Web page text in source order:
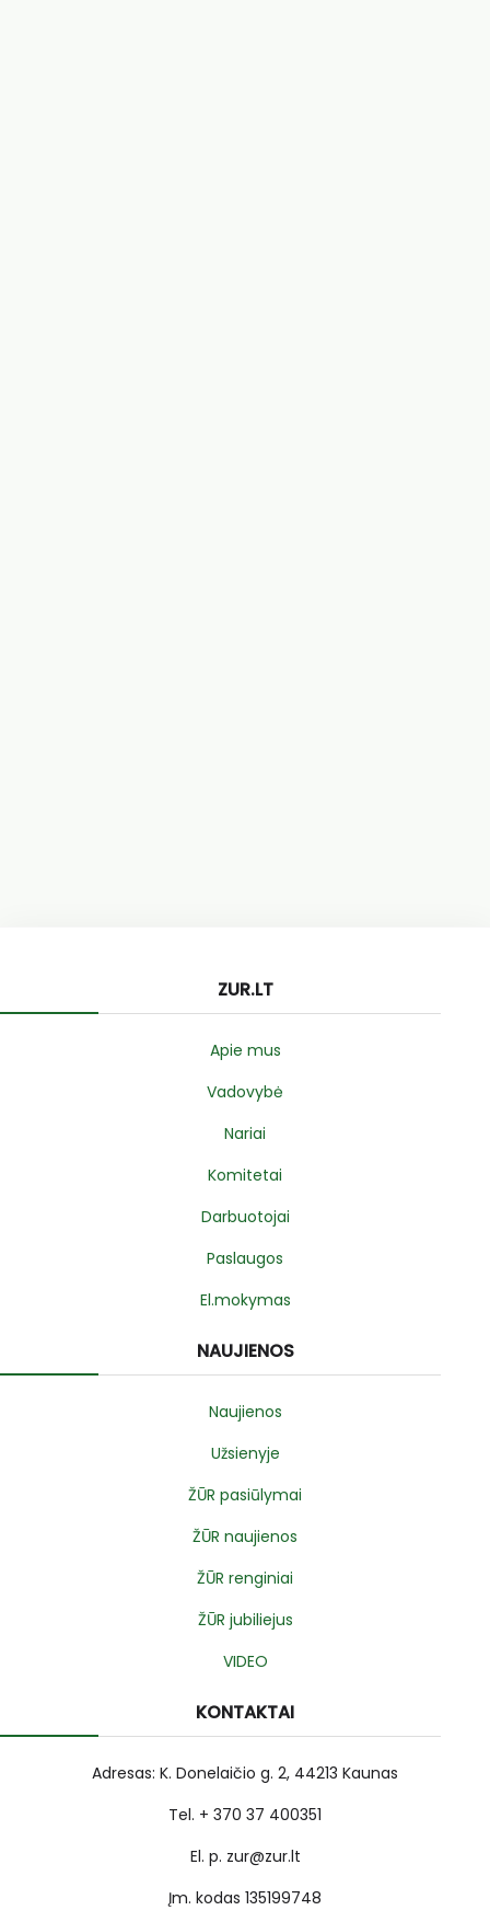
ZUR.LT
Apie mus
Vadovybė
Nariai
Komitetai
Darbuotojai
Paslaugos
El.mokymas
NAUJIENOS
Naujienos
Užsienyje
ŽŪR pasiūlymai
ŽŪR naujienos
ŽŪR renginiai
ŽŪR jubiliejus
VIDEO
KONTAKTAI
Adresas: K. Donelaičio g. 2, 44213 Kaunas
Tel. + 370 37 400351
El. p. zur@zur.lt
Įm. kodas 135199748